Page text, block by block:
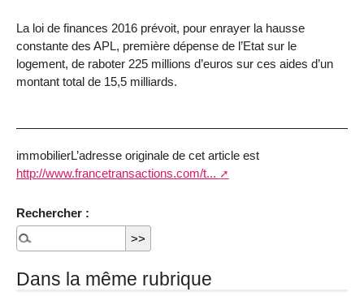
La loi de finances 2016 prévoit, pour enrayer la hausse
constante des APL, première dépense de l’Etat sur le
logement, de raboter 225 millions d’euros sur ces aides d’un
montant total de 15,5 milliards.
immobilierL’adresse originale de cet article est
http://www.francetransactions.com/t...
Rechercher :
Dans la même rubrique